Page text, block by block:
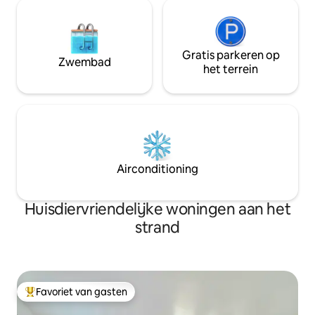
Zwembad
Gratis parkeren op
het terrein
Airconditioning
Huisdiervriendelijke woningen aan het
strand
Topfavoriet van gasten
Favoriet van gasten